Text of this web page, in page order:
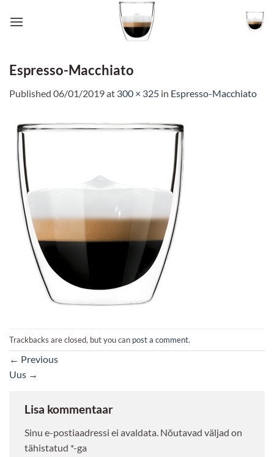
Espresso-Macchiato
Published 06/01/2019at 300 × 325 in Espresso-Macchiato
Trackbacks are closed, but you can post a comment.
← Previous
Uus →
Lisa kommentaar
Sinu e-postiaadressi ei avaldata. Nõutavad väljad on
tähistatud *-ga